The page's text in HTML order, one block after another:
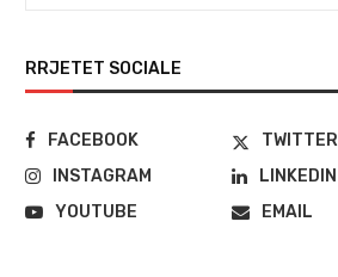
RRJETET SOCIALE
FACEBOOK
TWITTER
INSTAGRAM
LINKEDIN
YOUTUBE
EMAIL